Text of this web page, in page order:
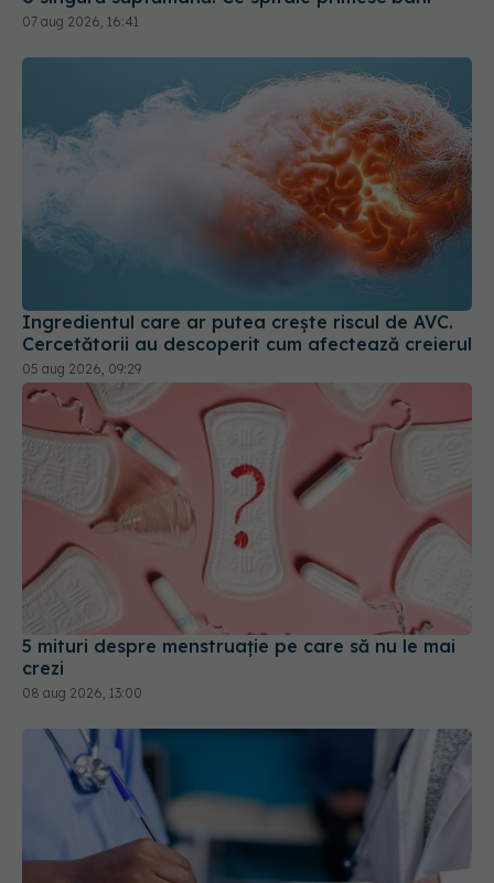
Ingredientul care ar putea crește riscul de AVC.
Cercetătorii au descoperit cum afectează creierul
5 mituri despre menstruație pe care să nu le mai
crezi
08 aug 2026, 13:00